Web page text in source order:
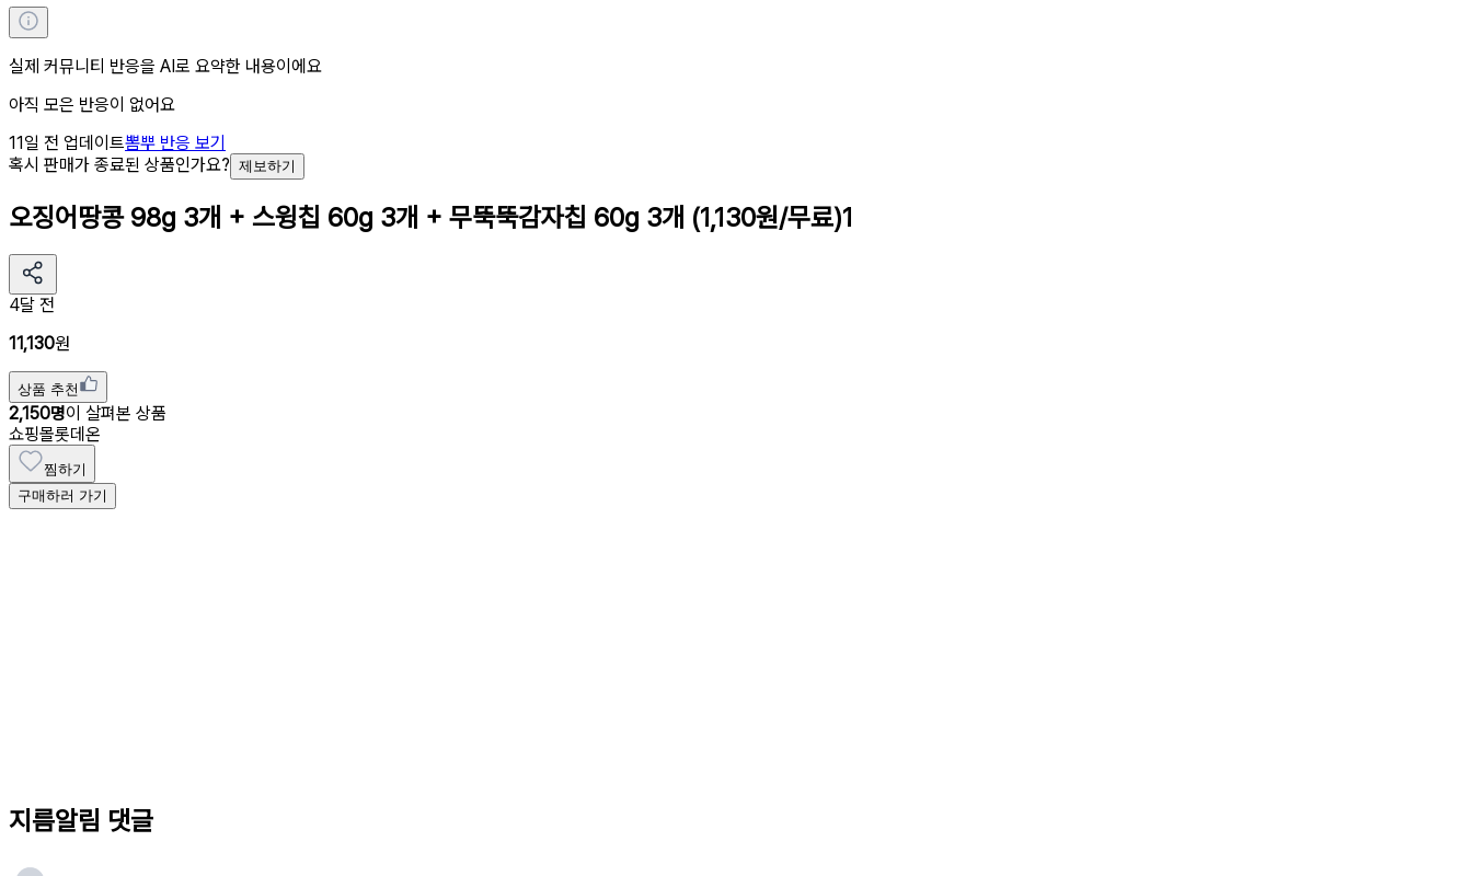
실제 커뮤니티 반응을 AI로 요약한 내용이에요
아직 모은 반응이 없어요
11일 전 업데이트뽐뿌 반응 보기
혹시 판매가 종료된 상품인가요? 제보하기
오징어땅콩 98g 3개 + 스윙칩 60g 3개 + 무뚝뚝감자칩 60g 3개 (1,130원/무료)1
4달 전
11,130원
상품 추천
2,150명이 살펴본 상품
쇼핑몰롯데온
찜하기
구매하러 가기
지름알림 댓글